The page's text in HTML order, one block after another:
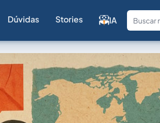
Dúvidas Stories IA